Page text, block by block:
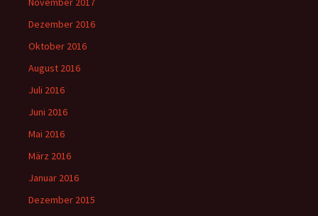
Dezember 2016
Oktober 2016
August 2016
Juli 2016
Juni 2016
Mai 2016
März 2016
Januar 2016
Dezember 2015